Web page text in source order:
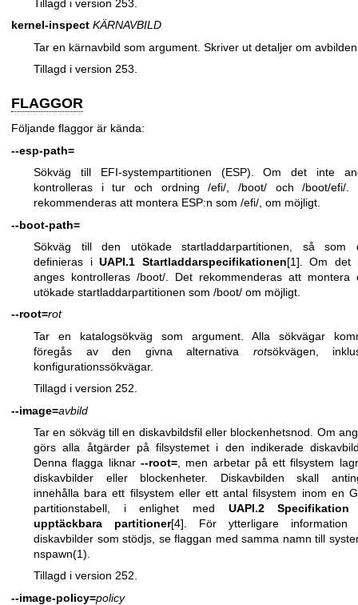
Tillagd i version 253.
kernel-inspect KÄRNAVBILD
Tar en kärnavbild som argument. Skriver ut detaljer om
Tillagd i version 253.
FLAGGOR
Följande flaggor är kända:
--esp-path=
Sökväg till EFI-systempartitionen (ESP). Om det inte
kontrolleras i tur och ordning /efi/, /boot/ och /boot/efi/.
rekommenderas att montera ESP:n som /efi/, om möjligt.
--boot-path=
Sökväg till den utökade startladdarpartitionen, så som
definieras i UAPI.1 Startladdarspecifikationen[1]. Om det
anges kontrolleras /boot/. Det rekommenderas att montera
utökade startladdarpartitionen som /boot/ om möjligt.
--root=rot
Tar en katalogsökväg som argument. Alla sökvägar
föregås av den givna alternativa rotsökvägen,
konfigurationssökvägar.
Tillagd i version 252.
--image=avbild
Tar en sökväg till en diskavbildsfil eller blockenhetsnod. Om
görs alla åtgärder på filsystemet i den indikerade
Denna flagga liknar --root=, men arbetar på ett filsystem
diskavbilder eller blockenheter. Diskavbilden skall
innehålla bara ett filsystem eller ett antal filsystem inom en
partitionstabell, i enlighet med UAPI.2
upptäckbara partitioner[4]. För ytterligare information
diskavbilder som stödjs, se flaggan med samma namn till
nspawn(1)
Tillagd i version 252.
--image-policy=policy